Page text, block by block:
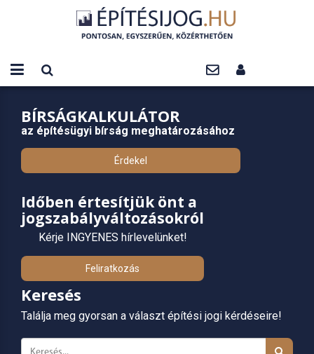
BÍRSÁGKALKULÁTOR
az építésügyi bírság meghatározásához
Érdekel
Időben értesítjük önt a
jogszabályváltozásokról
Kérje INGYENES hírlevelünket!
Feliratkozás
Keresés
Találja meg gyorsan a választ építési jogi kérdéseire!